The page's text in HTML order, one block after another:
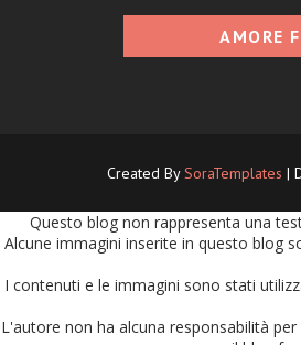
AMORE
Created BySoraTemplates |
Questo blog non rappresenta una
Alcune immagini inserite in questo blog
I contenuti e le immagini sono stati
L'autore non ha alcuna responsabilità